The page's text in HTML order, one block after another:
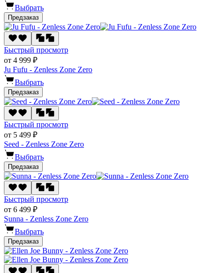
Выбрать
Предзаказ
Быстрый просмотр
от 4 999 ₽
Ju Fufu - Zenless Zone Zero
Выбрать
Предзаказ
Быстрый просмотр
от 5 499 ₽
Seed - Zenless Zone Zero
Выбрать
Предзаказ
Быстрый просмотр
от 6 499 ₽
Sunna - Zenless Zone Zero
Выбрать
Предзаказ